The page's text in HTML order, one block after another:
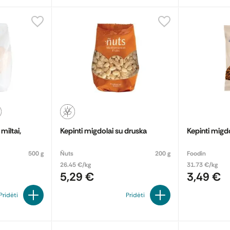
500 g
Kepinti migdolai su druska
Ñuts
200 g
26.45 €/kg
5,29 €
Pridėti
Kepinti
Foodin
31.73 €/kg
3,49 €